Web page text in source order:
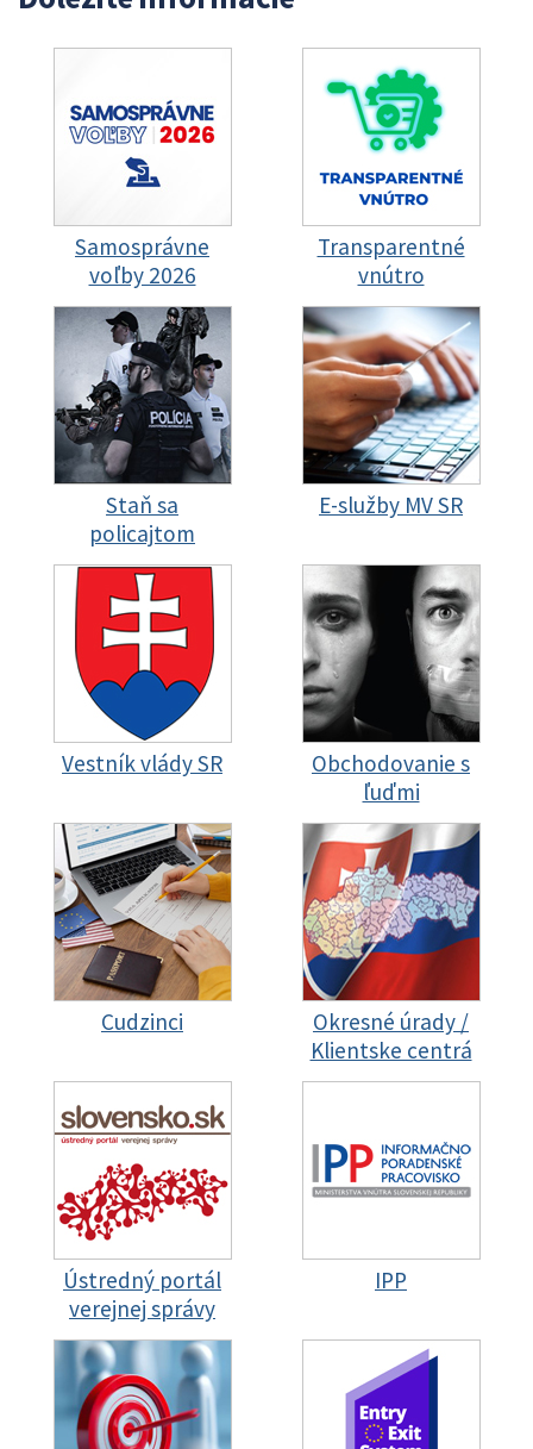
Samosprávne
voľby 2026
Transparentné
vnútro
Staň sa
policajtom
E-služby MV SR
Vestník vlády SR
Obchodovanie s
ľuďmi
Cudzinci
Okresné úrady /
Klientske centrá
Ústredný portál
verejnej správy
IPP